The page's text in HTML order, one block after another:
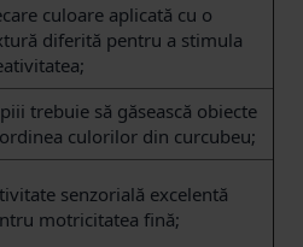
culoare aplicată cu o
diferită pentru a stimula
trebuie să găsească obiecte
culorilor din curcubeu;
senzorială excelentă
motricitatea fină;